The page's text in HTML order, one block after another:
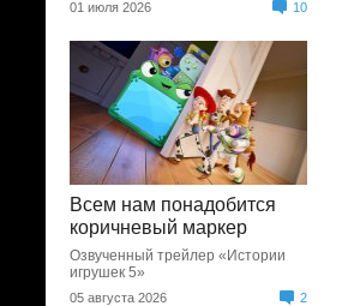
01 июля 2026 10
Всем нам понадобится
коричневый маркер
Озвученный трейлер «Истории
игрушек 5»
05 августа 2026 2